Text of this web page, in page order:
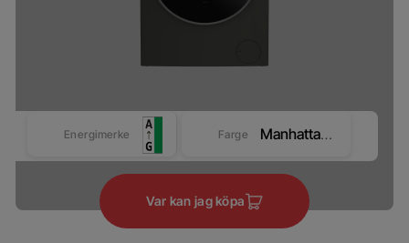
Energimerke Farge Manhattan Grey
Var kan jag köpa